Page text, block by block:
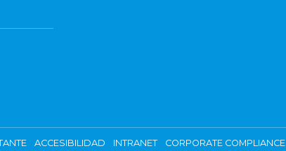
ACCESIBILIDAD INTRANET CORPORATE COMPLIANCE